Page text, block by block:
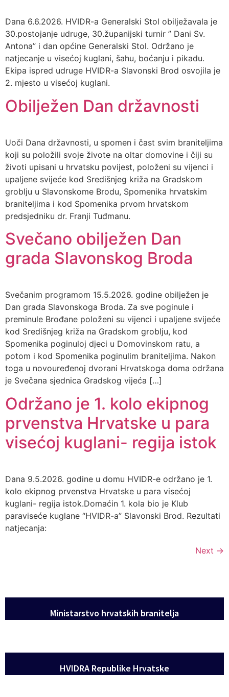
Dana 6.6.2026. HVIDR-a Generalski Stol obilježavala je
30.postojanje udruge, 30.županijski turnir ” Dani Sv.
Antona” i dan općine Generalski Stol. Održano je
natjecanje u visećoj kuglani, šahu, boćanju i pikadu.
Ekipa ispred udruge HVIDR-a Slavonski Brod osvojila je
2. mjesto u visećoj kuglani.
Obilježen Dan državnosti
Uoči Dana državnosti, u spomen i čast svim braniteljima
koji su položili svoje živote na oltar domovine i čiji su
životi upisani u hrvatsku povijest, položeni su vijenci i
upaljene svijeće kod Središnjeg križa na Gradskom
groblju u Slavonskome Brodu, Spomenika hrvatskim
braniteljima i kod Spomenika prvom hrvatskom
predsjedniku dr. Franji Tuđmanu.
Svečano obilježen Dan
grada Slavonskog Broda
Svečanim programom 15.5.2026. godine obilježen je
Dan grada Slavonskoga Broda. Za sve poginule i
preminule Brođane položeni su vijenci i upaljene svijeće
kod Središnjeg križa na Gradskom groblju, kod
Spomenika poginuloj djeci u Domovinskom ratu, a
potom i kod Spomenika poginulim braniteljima. Nakon
toga u novouređenoj dvorani Hrvatskoga doma održana
je Svečana sjednica Gradskog vijeća […]
Održano je 1. kolo ekipnog
prvenstva Hrvatske u para
visećoj kuglani- regija istok
Dana 9.5.2026. godine u domu HVIDR-e održano je 1.
kolo ekipnog prvenstva Hrvatske u para visećoj
kuglani- regija istok.Domaćin 1. kola bio je Klub
paraviseće kuglane “HVIDR-a” Slavonski Brod. Rezultati
natjecanja:
Next →
Ministarstvo hrvatskih branitelja
HVIDRA Republike Hrvatske